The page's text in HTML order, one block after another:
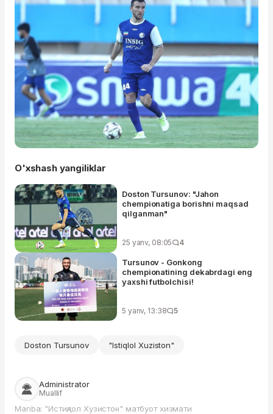
O'xshash yangiliklar
Doston Tursunov: "Jahon
chempionatiga borishni maqsad
qilganman"
25 yanv, 08:05 4
Tursunov - Gonkong
chempionatining dekabrdagi eng
yaxshi futbolchisi!
5 yanv, 13:38 5
Doston Tursunov "Istiqlol Xuziston"
Administrator
Muallif
Manba: "Истиқлол Хузистон" матбуот хизмати